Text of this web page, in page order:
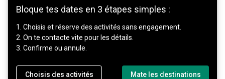
Bloque tes dates en 3 étapes simples :
1. Choisis et réserve des activités sans engagement.
2. On te contacte vite pour les détails.
3. Confirme ou annule.
Choisis des activités Mate les destinations